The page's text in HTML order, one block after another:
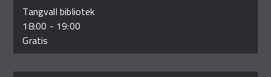
Tangvall bibliotek
18:00 - 19:00
Gratis